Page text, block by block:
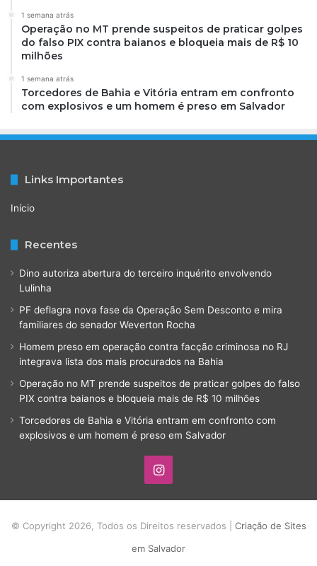
1 semana atrás
Operação no MT prende suspeitos de praticar golpes
do falso PIX contra baianos e bloqueia mais de R$ 10
milhões
1 semana atrás
Torcedores de Bahia e Vitória entram em confronto
com explosivos e um homem é preso em Salvador
Links Importantes
Início
Recentes
Dino autoriza abertura do terceiro inquérito envolvendo
Lulinha
PF deflagra nova fase da Operação Sem Desconto e mira
familiares do senador Weverton Rocha
Homem preso em operação contra facção criminosa no RJ
integrava lista dos mais procurados na Bahia
Operação no MT prende suspeitos de praticar golpes do falso
PIX contra baianos e bloqueia mais de R$ 10 milhões
Torcedores de Bahia e Vitória entram em confronto com
explosivos e um homem é preso em Salvador
Instagram
© Copyright 2026, Todos os Direitos reservados | Criação de Sites
em Salvador